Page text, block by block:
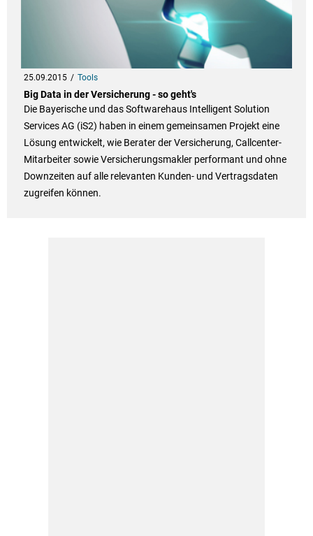
25.09.2015 Tools
Big Data in der Versicherung - so geht's
Die Bayerische und das Softwarehaus Intelligent Solution
Services AG (iS2) haben in einem gemeinsamen Projekt eine
Lösung entwickelt, wie Berater der Versicherung, Callcenter-
Mitarbeiter sowie Versicherungsmakler performant und ohne
Downzeiten auf alle relevanten Kunden- und Vertragsdaten
zugreifen können.